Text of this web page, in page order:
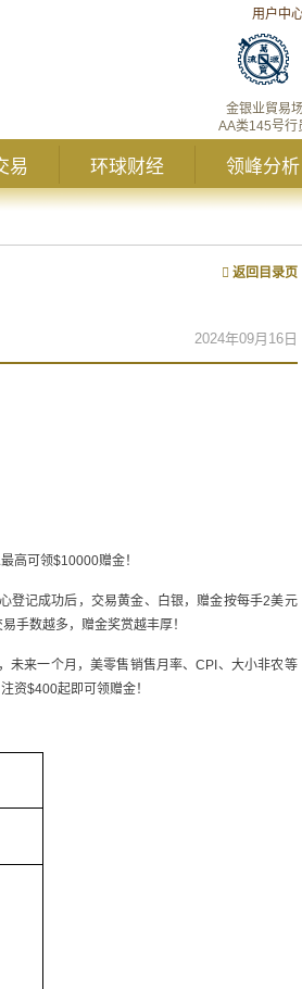
用户中
金银业貿易
AA类145号行
易 环球财经 领峰分析
返回目录页
2024年09月16日
高可领$10000赠金！
登记成功后，交易黄金、白银，赠金按每手2美元
手数越多，赠金奖赏越丰厚！
未来一个月，美零售销售月率、CPI、大小非农等
资$400起即可领赠金！